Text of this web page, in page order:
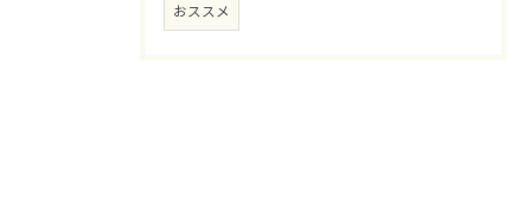
おススメ